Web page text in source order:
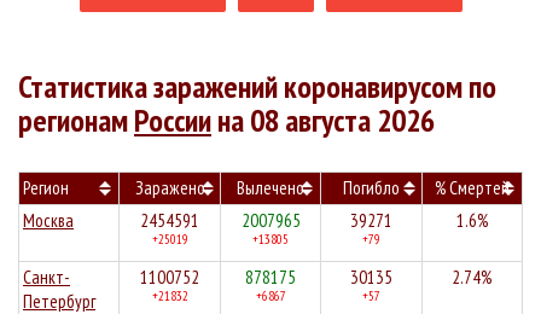
Статистика заражений коронавирусом по
регионамРоссиина 08 августа 2026
Регион Заражено Вылечено Погибло
% Смертей
Москва
2454591
+25019
2007965
+13805
39271
+79
1.6%
Санкт-
Петербург
1100752
+21832
878175
+6867
30135
+57
2.74%